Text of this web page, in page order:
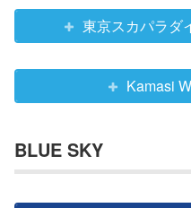
東京スカパラダ
Kamasi
BLUE SKY